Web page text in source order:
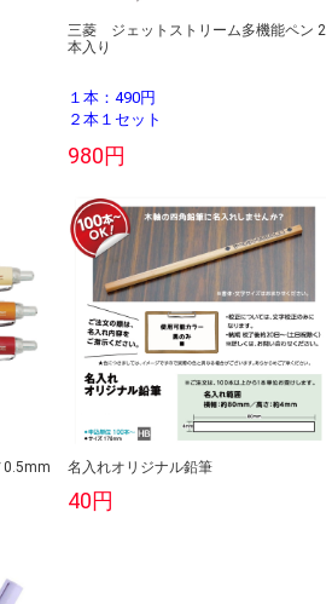
三菱 ジェットストリーム多機能ペン 2
本入り
１本：490円
２本１セット
980円
0.5mm 名入れオリジナル鉛筆
40円